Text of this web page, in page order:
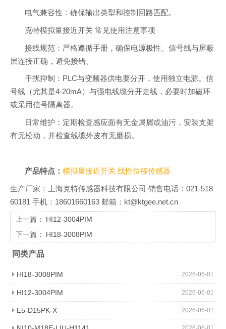
电气兼容性：确保输出类型和控制回路匹配。
克特模拟量接近开关 常见使用注意事项
接线规范：严格遵循手册，确保电源极性、信号线与屏蔽
层连接正确，避免接错。
干扰抑制：PLC与变频器供电要分开，使用独立电源。信
号线（尤其是4-20mA）与强电线缆分开走线，必要时加磁环
或采用信号隔离器。
日常维护：定期检查感应面有无金属屑或油污，安装支架
有无松动，并检查线缆外皮有无磨损。
产品特点：模拟量接近开关线性位移传感器
生产厂家：上海克特传感器科技有限公司 销售电话：021-518
60181 手机：18601660163 邮箱：kt@ktgee.net.cn
上一篇： HI12-3004PIM
下一篇： HI18-3008PIM
同类产品
2026-06-01
HI18-3008PIM
2026-06-01
HI12-3004PIM
2026-06-01
E5-D15PK-X